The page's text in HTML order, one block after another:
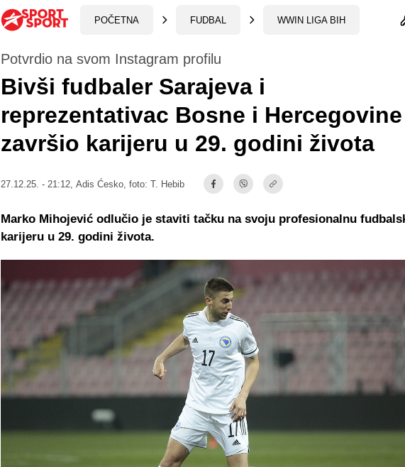
POČETNA FUDBAL WWIN LIGA BIH
Potvrdio na svom Instagram profilu
Bivši fudbaler Sarajeva i
reprezentativac Bosne i Hercegovine
završio karijeru u 29. godini života
27.12.25. - 21:12, Adis Ćesko , foto: T. Hebib
Marko Mihojević odlučio je staviti tačku na svoju profesionalnu
karijeru u 29. godini života.